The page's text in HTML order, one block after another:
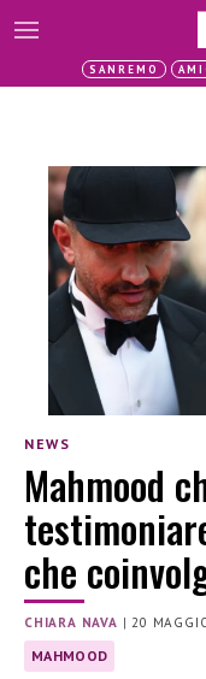
SANREMO
NEWS
Mahmood
che
CHIARA NAVA |20
MAHMOOD